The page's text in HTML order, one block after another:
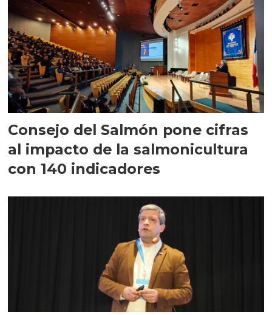
Consejo del Salmón pone cifras
al impacto de la salmonicultura
con 140 indicadores